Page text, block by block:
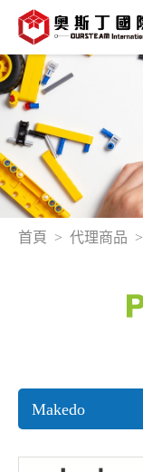
首頁 代理商品
Makedo